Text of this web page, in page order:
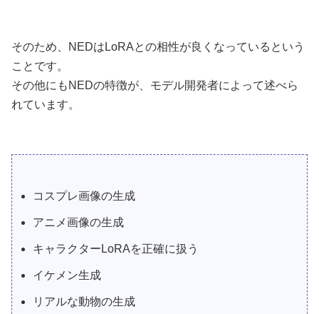
そのため、NEDはLoRAとの相性が良くなっているという
ことです。
その他にもNEDの特徴が、モデル開発者によって述べら
れています。
コスプレ画像の生成
アニメ画像の生成
キャラクターLoRAを正確に扱う
イケメン生成
リアルな動物の生成